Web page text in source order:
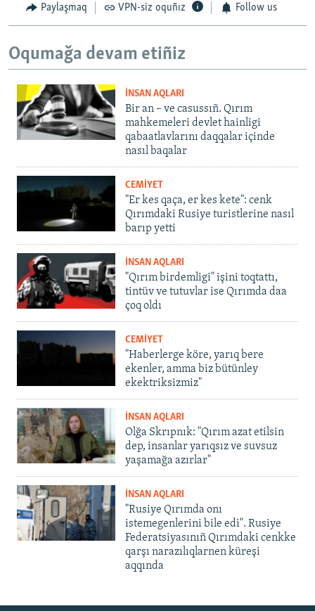
Paylaşmaq VPN-siz oquñız Follow us
Oqumağa devam etiñiz
İNSAN AQLARI
Bir an – ve casussıñ. Qırım
mahkemeleri devlet hainligi
qabaatlavlarını daqqalar içinde
nasıl baqalar
CEMİYET
"Er kes qaça, er kes kete": cenk
Qırımdaki Rusiye turistlerine nasıl
barıp yetti
İNSAN AQLARI
"Qırım birdemligi" işini toqtattı,
tintüv ve tutuvlar ise Qırımda daa
çoq oldı
CEMİYET
"Haberlerge köre, yarıq bere
ekenler, amma biz bütünley
ekektriksizmiz"
İNSAN AQLARI
Olğa Skrıpnık: "Qırım azat etilsin
dep, insanlar yarıqsız ve suvsuz
yaşamağa azırlar"
İNSAN AQLARI
"Rusiye Qırımda onı
istemegenlerini bile edi". Rusiye
Federatsiyasınıñ Qırımdaki cenkke
qarşı narazılıqlarnen küreşi
aqqında